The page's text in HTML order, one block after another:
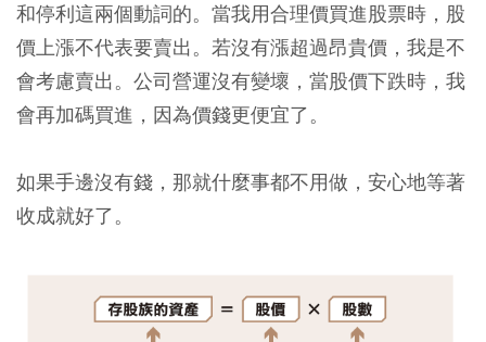
和停利這兩個動詞的。 當我用合理價買進股票時，股
價上漲不代表要賣出。若沒有漲超過昂貴價，我是不
會考慮賣出。公司營運沒有變壞，當股價下跌時，我
會再加碼買進，因為價錢更便宜了。
如果手邊沒有錢，那就什麼事都不用做，安心地等著
收成就好了。